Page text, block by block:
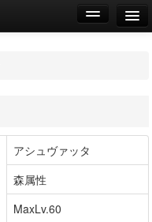
アシュヴァッタ
森属性
MaxLv.60